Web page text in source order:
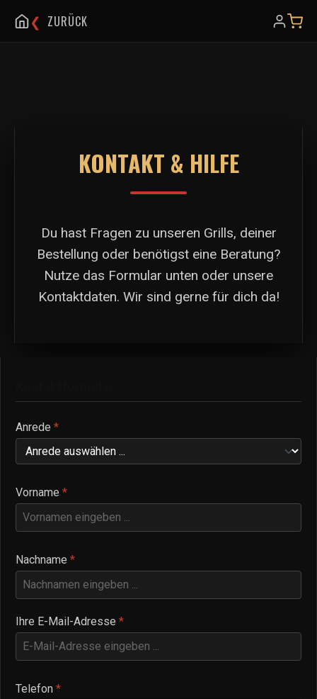
Zum Hauptinhalt springen
❮ ZURÜCK
KONTAKT & HILFE
Du hast Fragen zu unseren Grills, deiner
Bestellung oder benötigst eine Beratung?
Nutze das Formular unten oder unsere
Kontaktdaten. Wir sind gerne für dich da!
Anrede *
Vorname *
Nachname *
Ihre E-Mail-Adresse *
Telefon *